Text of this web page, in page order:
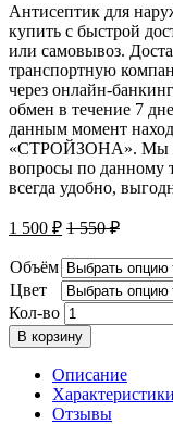
Антисептик для
купить с быстрой
или самовывоз.
транспортную
через онлайн-
обмен в течение 7
данным момент
«СТРОЙЗОНА». Мы
вопросы по данному
всегда удобно,
1 500 ₽ 1 550₽
Объём
Цвет
Кол-во
В корзину
Описание
Характеристики
Отзывы